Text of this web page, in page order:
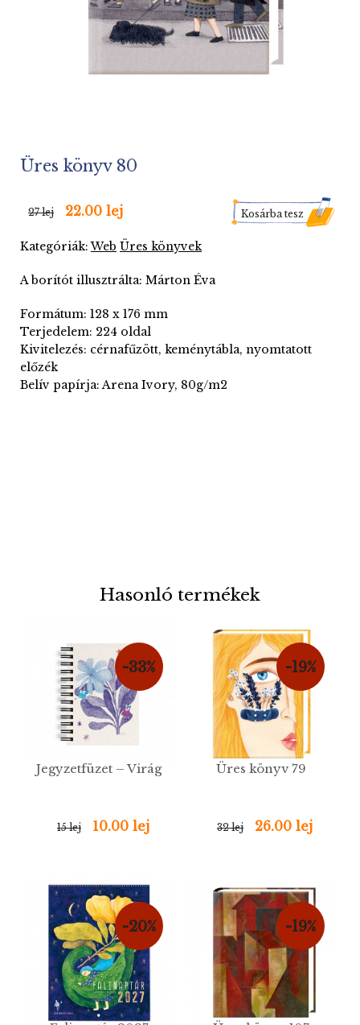
Üres könyv 80
27 lej 22.00 lej Kosárba tesz
Kategóriák:Web Üres könyvek
A borítót illusztrálta: Márton Éva
Formátum: 128 x 176 mm
Terjedelem: 224 oldal
Kivitelezés: cérnafűzött, keménytábla, nyomtatott
előzék
Belív papírja: Arena Ivory, 80g/m2
Hasonló termékek
-33%
Jegyzetfüzet – Virág
15 lej 10.00 lej
-19%
Üres könyv 79
32 lej 26.00 lej
-20% -19%